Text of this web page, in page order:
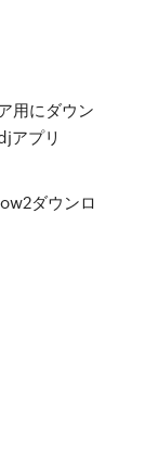
用にダウン
アプリ
ダウンロ